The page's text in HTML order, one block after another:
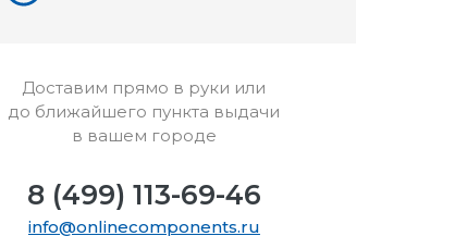
Доставим прямо в руки или
до ближайшего пункта выдачи
в вашем городе
8 (499) 113-69-46
info@onlinecomponents.ru